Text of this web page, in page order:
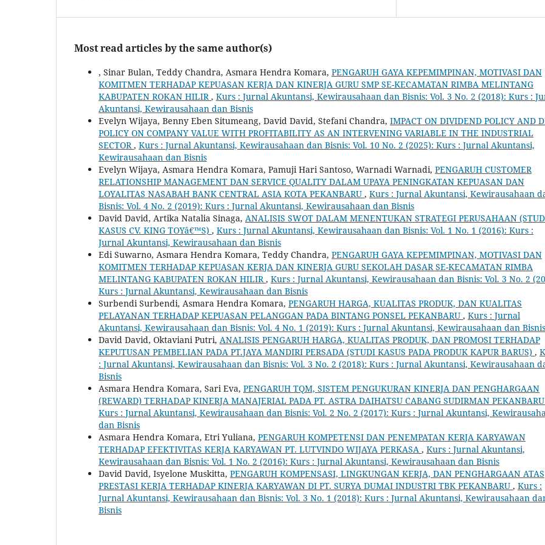
Most read articles by the same author(s)
, Sinar Bulan, Teddy Chandra, Asmara Hendra Komara, PENGARUH GAYA KEPEMIMPINAN, MOTIVASI DAN
KOMITMEN TERHADAP KEPUASAN KERJA DAN KINERJA GURU SMP SE-KECAMATAN RIMBA MELINTANG
KABUPATEN ROKAN HILIR, Kurs : Jurnal Akuntansi, Kewirausahaan dan Bisnis: Vol. 3 No. 2 (2018): Kurs :
Akuntansi, Kewirausahaan dan Bisnis
Evelyn Wijaya, Benny Eben Situmeang, David David, Stefani Chandra, IMPACT ON DIVIDEND POLICY AND
POLICY ON COMPANY VALUE WITH PROFITABILITY AS AN INTERVENING VARIABLE IN THE INDUSTRIAL
SECTOR, Kurs : Jurnal Akuntansi, Kewirausahaan dan Bisnis: Vol. 10 No. 2 (2025): Kurs : Jurnal Akuntansi,
Kewirausahaan dan Bisnis
Evelyn Wijaya, Asmara Hendra Komara, Pamuji Hari Santoso, Warnadi Warnadi, PENGARUH CUSTOMER
RELATIONSHIP MANAGEMENT DAN SERVICE QUALITY DALAM UPAYA PENINGKATAN KEPUASAN DAN
LOYALITAS NASABAH BANK CENTRAL ASIA KOTA PEKANBARU , Kurs : Jurnal Akuntansi, Kewirausahaan
Bisnis: Vol. 4 No. 2 (2019): Kurs : Jurnal Akuntansi, Kewirausahaan dan Bisnis
David David, Artika Natalia Sinaga, ANALISIS SWOT DALAM MENENTUKAN STRATEGI PERUSAHAAN
KASUS CV. KING TOYâ€™S) , Kurs : Jurnal Akuntansi, Kewirausahaan dan Bisnis: Vol. 1 No. 1 (2016): Kurs :
Jurnal Akuntansi, Kewirausahaan dan Bisnis
Edi Suwarno, Asmara Hendra Komara, Teddy Chandra, PENGARUH GAYA KEPEMIMPINAN, MOTIVASI DAN
KOMITMEN TERHADAP KEPUASAN KERJA DAN KINERJA GURU SEKOLAH DASAR SE-KECAMATAN RIMBA
MELINTANG KABUPATEN ROKAN HILIR, Kurs : Jurnal Akuntansi, Kewirausahaan dan Bisnis: Vol. 3 No. 2
Kurs : Jurnal Akuntansi, Kewirausahaan dan Bisnis
Surbendi Surbendi, Asmara Hendra Komara, PENGARUH HARGA, KUALITAS PRODUK, DAN KUALITAS
PELAYANAN TERHADAP KEPUASAN PELANGGAN PADA BINTANG PONSEL PEKANBARU , Kurs : Jurnal
Akuntansi, Kewirausahaan dan Bisnis: Vol. 4 No. 1 (2019): Kurs : Jurnal Akuntansi, Kewirausahaan dan Bisnis
David David, Oktaviani Putri, ANALISIS PENGARUH HARGA, KUALITAS PRODUK, DAN PROMOSI TERHADAP
KEPUTUSAN PEMBELIAN PADA PT.JAYA MANDIRI PERSADA (STUDI KASUS PADA PRODUK KAPUR BARUS) ,
: Jurnal Akuntansi, Kewirausahaan dan Bisnis: Vol. 3 No. 2 (2018): Kurs : Jurnal Akuntansi, Kewirausahaan
Bisnis
Asmara Hendra Komara, Sari Eva, PENGARUH TQM, SISTEM PENGUKURAN KINERJA DAN PENGHARGAAN
(REWARD) TERHADAP KINERJA MANAJERIAL PADA PT. ASTRA DAIHATSU CABANG SUDIRMAN PEKANBARU
Kurs : Jurnal Akuntansi, Kewirausahaan dan Bisnis: Vol. 2 No. 2 (2017): Kurs : Jurnal Akuntansi,
dan Bisnis
Asmara Hendra Komara, Etri Yuliana, PENGARUH KOMPETENSI DAN PENEMPATAN KERJA KARYAWAN
TERHADAP EFEKTIVITAS KERJA KARYAWAN PT. LUTVINDO WIJAYA PERKASA , Kurs : Jurnal Akuntansi,
Kewirausahaan dan Bisnis: Vol. 1 No. 2 (2016): Kurs : Jurnal Akuntansi, Kewirausahaan dan Bisnis
David David, Isyelone Muskitta, PENGARUH KOMPENSASI, LINGKUNGAN KERJA, DAN PENGHARGAAN ATAS
PRESTASI KERJA TERHADAP KINERJA KARYAWAN DI PT. SURYA DUMAI INDUSTRI TBK PEKANBARU , Kurs :
Jurnal Akuntansi, Kewirausahaan dan Bisnis: Vol. 3 No. 1 (2018): Kurs : Jurnal Akuntansi, Kewirausahaan
Bisnis